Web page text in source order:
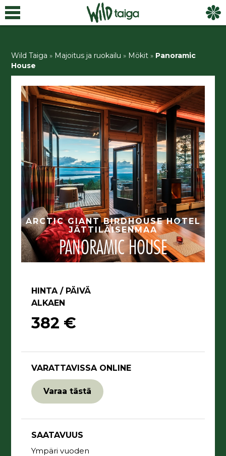
Wild Taiga » Majoitus ja ruokailu » Mökit » Panoramic
House
ARCTIC GIANT BIRDHOUSE HOTEL
JÄTTILÄISENMAA
PANORAMIC HOUSE
HINTA / PÄIVÄ
ALKAEN
382 €
VARATTAVISSA ONLINE
Varaa tästä
SAATAVUUS
Ympäri vuoden